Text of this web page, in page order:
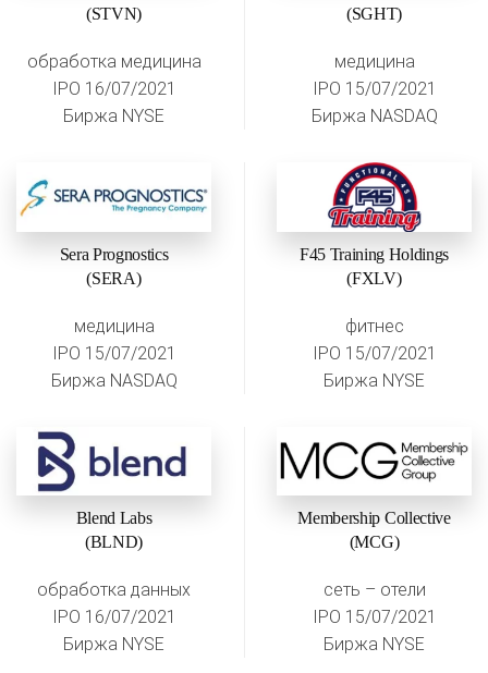
(STVN)
обработка медицина
IPO 16/07/2021
Биржа NYSE
(SGHT)
медицина
IPO 15/07/2021
Биржа NASDAQ
Sera Prognostics
(SERA)
медицина
IPO 15/07/2021
Биржа NASDAQ
F45 Training Holdings
(FXLV)
фитнес
IPO 15/07/2021
Биржа NYSE
Blend Labs
(BLND)
обработка данных
IPO 16/07/2021
Биржа NYSE
Membership Collective
(MCG)
сеть – отели
IPO 15/07/2021
Биржа NYSE